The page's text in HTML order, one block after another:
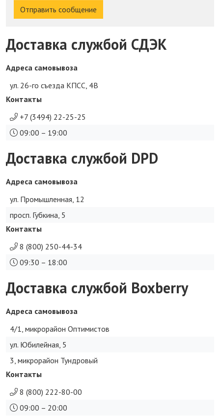
Отправить сообщение
Доставка службой СДЭК
Адреса самовывоза
ул. 26-го съезда КПСС, 4В
Контакты
+7 (3494) 22-25-25
09:00 – 19:00
Доставка службой DPD
Адреса самовывоза
ул. Промышленная, 12
просп. Губкина, 5
Контакты
8 (800) 250-44-34
09:30 – 18:00
Доставка службой Boxberry
Адреса самовывоза
4/1, микрорайон Оптимистов
ул. Юбилейная, 5
3, микрорайон Тундровый
Контакты
8 (800) 222-80-00
09:00 – 20:00